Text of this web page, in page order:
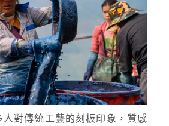
對傳統工藝的刻板印象，質感